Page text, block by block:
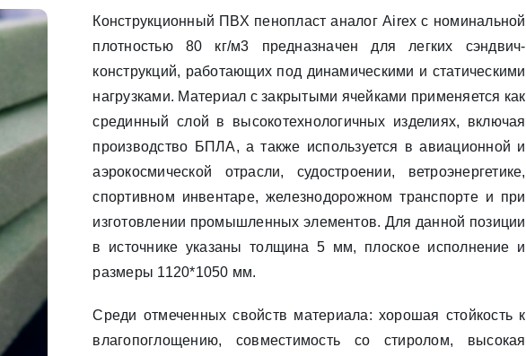
Конструкционный ПВХ пенопласт аналог Airex с номинальной
плотностью 80 кг/м3 предназначен для легких сэндвич-
конструкций, работающих под динамическими и статическими
нагрузками. Материал с закрытыми ячейками применяется как
срединный слой в высокотехнологичных изделиях, включая
производство БПЛА, а также используется в авиационной и
аэрокосмической отрасли, судостроении, ветроэнергетике,
спортивном инвентаре, железнодорожном транспорте и при
изготовлении промышленных элементов. Для данной позиции
в источнике указаны толщина 5 мм, плоское исполнение и
размеры 1120*1050 мм.
Среди отмеченных свойств материала: хорошая стойкость к
влагопоглощению, совместимость со стиролом, высокая